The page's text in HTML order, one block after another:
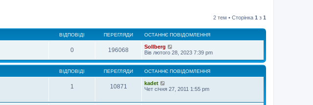
2 тем • Сторінка 1 з 1
ВІДПОВІДІ ПЕРЕГЛЯДИ ОСТАННЄ ПОВІДОМЛЕННЯ
0 196068
Sollberg
Вів лютого 28, 2023 7:39 pm
ВІДПОВІДІ ПЕРЕГЛЯДИ ОСТАННЄ ПОВІДОМЛЕННЯ
1 10871
kadet
Чет січня 27, 2011 1:55 pm